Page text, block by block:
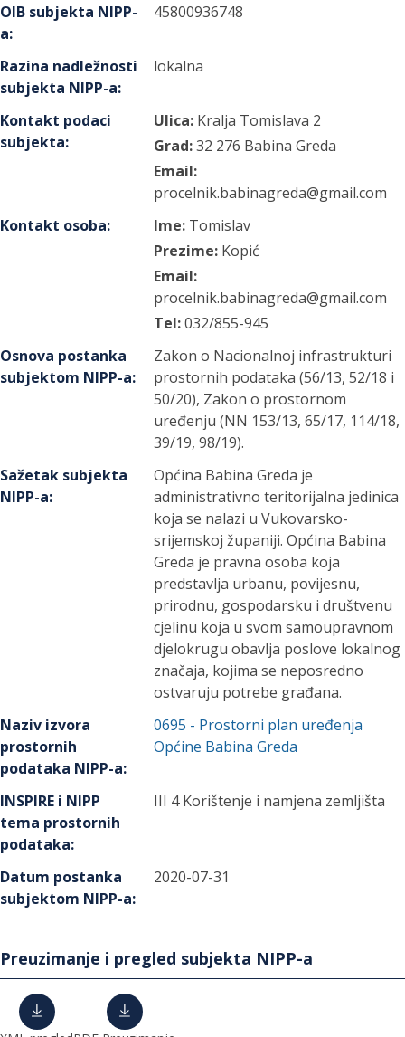
OIB subjekta NIPP-
a:
45800936748
Razina nadležnosti
subjekta NIPP-a:
lokalna
Kontakt podaci
subjekta:
Ulica: Kralja Tomislava 2
Grad:32 276 Babina Greda
Email:
procelnik.babinagreda@gmail.com
Kontakt osoba: Ime: Tomislav
Prezime: Kopić
Email:
procelnik.babinagreda@gmail.com
Tel:032/855-945
Osnova postanka
subjektom NIPP-a:
Zakon o Nacionalnoj infrastrukturi
prostornih podataka (56/13, 52/18 i
50/20), Zakon o prostornom
uređenju (NN 153/13, 65/17, 114/18,
39/19, 98/19).
Sažetak subjekta
NIPP-a:
Općina Babina Greda je
administrativno teritorijalna jedinica
koja se nalazi u Vukovarsko-
srijemskoj županiji. Općina Babina
Greda je pravna osoba koja
predstavlja urbanu, povijesnu,
prirodnu, gospodarsku i društvenu
cjelinu koja u svom samoupravnom
djelokrugu obavlja poslove lokalnog
značaja, kojima se neposredno
ostvaruju potrebe građana.
Naziv izvora
prostornih
podataka NIPP-a:
0695 - Prostorni plan uređenja
Općine Babina Greda
INSPIRE i NIPP
tema prostornih
podataka:
III 4 Korištenje i namjena zemljišta
Datum postanka
subjektom NIPP-a:
2020-07-31
Preuzimanje i pregled subjekta NIPP-a